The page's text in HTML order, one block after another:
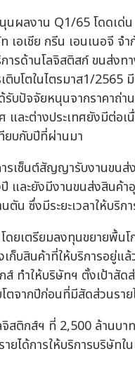
เอเชีย กรีน เอนเนอจี
รด้านโลจิสติสก์ ขนส่งท
ติบโตในไตรมาส1/
รับปัจจัยหนุนจากราคาถ่
ละต่างประเทศยังมีต่อเ
ยบกับปีที่ผ่านมา
รเซ็นต์สัญญารับงานขน
และยังมีงานขนส่งสินค้
น ซึ่งมีระยะเวลาให้บริ
ยเตรียมลงทุนขยายพื้น
ก็บสินค้าที่ให้บริการอยู่
ทำให้บริษัทฯ ตั้งเป้าสัด
ตจากปีก่อนที่มีสัดส่วนรา
สติกส์ฯ ที่ 2,500 ล้านบ
ได้การให้บริการบริษัทใ